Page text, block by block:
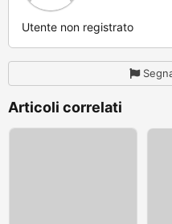
Utente non registrato
Articoli correlati